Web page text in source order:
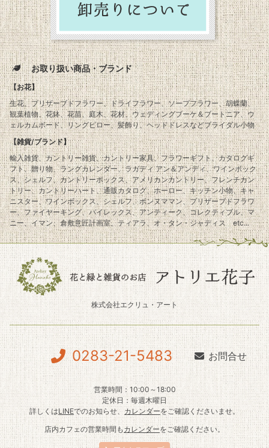
お取り扱い商品・ブランド
【お花】
生花、プリザーブドフラワー、ドライフラワー、ソープフラワー、胡蝶蘭、
観葉植物、花鉢、花苗、庭木、花材、ウェディングブーケ＆ブートニア、ウ
ェルカムボード、リングピロー、髪飾り、ヘッドドレスなどブライダル小物
【雑貨/ブランド】
輸入雑貨、カントリー雑貨、カントリー家具、フラワーギフト、カタログギ
フト、贈り物、ラングカレンダー、ラガディ アン＆アンディ、ワインボック
ス、シェルフ、カントリーボックス、アメリカンカントリー、フレンチカン
トリー、カントリーハート、通販カタログ、ホーロー、キッチン小物、キャ
ニスター、ワインボックス、シェルフ、ボンヌママン、プリザーブドフラワ
ー、ファイヤーキング、パイレックス、アンティーク、コレクティブル、マ
ニー、イマン、倉敷意匠計画室、ティアラ、オ・タン・ジャディス etc...
株式会社エクリュ・アート
0283-21-5483 お問合せ
営業時間：10:00～18:00
定休日：毎週木曜日
詳しくはLINEでのお知らせ、 カレンダーをご確認くださいませ。
店内カフェの営業時間もカレンダーをご確認ください。